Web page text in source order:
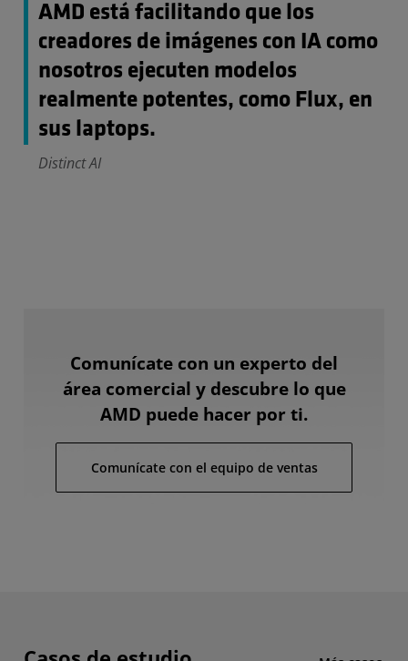
AMD está facilitando que los
creadores de imágenes con IA como
nosotros ejecuten modelos
realmente potentes, como Flux, en
sus laptops.
Distinct AI
Comunícate con un experto del
área comercial y descubre lo que
AMD puede hacer por ti.
Comunícate con el equipo de ventas